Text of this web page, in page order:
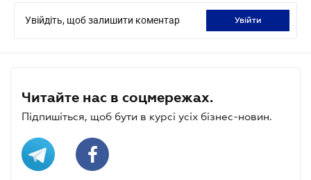
Увійдіть, щоб залишити коментар увійти
Читайте нас в соцмережах.
Підпишіться, щоб бути в курсі усіх бізнес-новин.